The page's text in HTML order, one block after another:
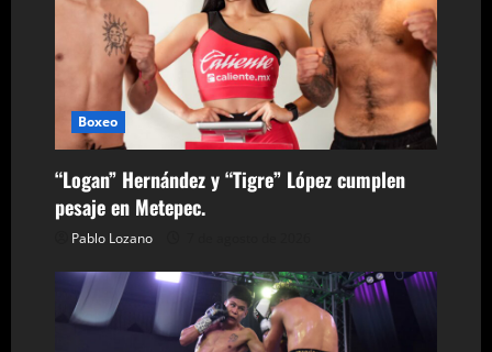
d
s Boxeo
“Logan” Hernández y “Tigre” López cumplen
pesaje en Metepec.
Pablo Lozano